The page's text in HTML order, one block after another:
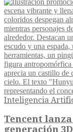
Inteligencia
Tencent
generación